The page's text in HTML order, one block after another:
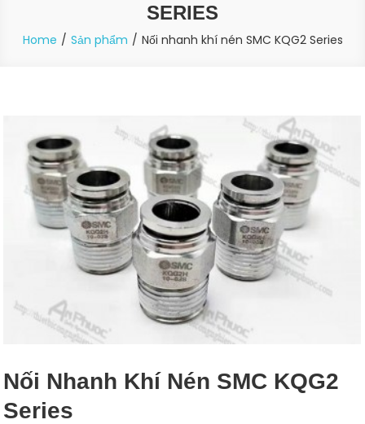
SERIES
Home Sản phẩm Nối nhanh khí nén SMC KQG2 Series
Nối Nhanh Khí Nén SMC KQG2
Series